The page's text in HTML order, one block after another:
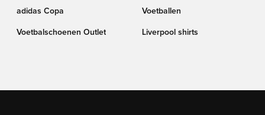
adidas Copa Voetballen
Voetbalschoenen Outlet Liverpool shirts